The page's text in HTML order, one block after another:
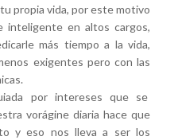
propia vida, por este motivo
en altos cargos,
más tiempo a la vida,
exigentes pero con las
por intereses que se
vorágine diaria hace que
y eso nos lleva a ser los